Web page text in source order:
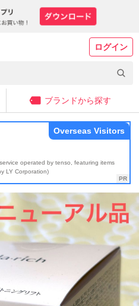
ログイン
ブランドから探す
operated by tenso, featuring items
LY Corporation)
Overseas Visitors